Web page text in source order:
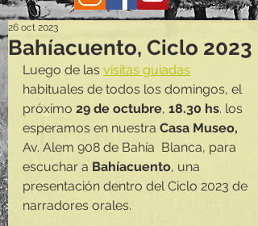
Bahíacuento, Ciclo 2023
26 oct 2023
Luego de las visitas guiadas
habituales de todos los domingos, el
próximo 29 de octubre, 18.30 hs. los
esperamos en nuestra Casa Museo,
Av. Alem 908 de Bahía  Blanca, para
escuchar a Bahíacuento, una
presentación dentro del Ciclo 2023 de
narradores orales.